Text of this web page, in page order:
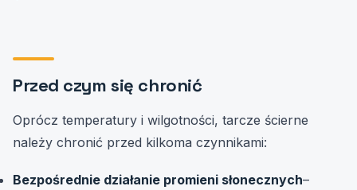
Przed czym się chronić
Oprócz temperatury i wilgotności, tarcze ścierne
należy chronić przed kilkoma czynnikami:
Bezpośrednie działanie promieni słonecznych–